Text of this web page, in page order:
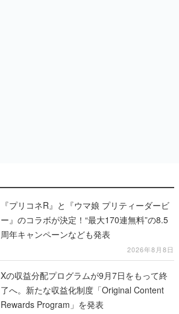
『プリコネR』と『ウマ娘 プリティーダービ
ー』のコラボが決定！“最大170連無料”の8.5
周年キャンペーンなども発表
2026年8月8日
Xの収益分配プログラムが9月7日をもって終
了へ。新たな収益化制度「Original Content
Rewards Program」を発表